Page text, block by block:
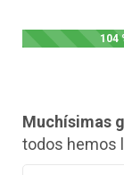
104
Muchísimas
todos hemos